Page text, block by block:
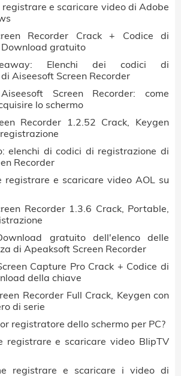
registrare e scaricare video di Adobe
Recorder Crack + Codice di
gratuito
Elenchi dei codici di
Aiseesoft Screen Recorder
Screen Recorder: come
lo schermo
Recorder 1.2.52 Crack, Keygen
elenchi di codici di registrazione di
Recorder
registrare e scaricare video AOL su
Recorder 1.3.6 Crack, Portable,
gratuito dell'elenco delle
di Apeaksoft Screen Recorder
Capture Pro Crack + Codice di
della chiave
Recorder Full Crack, Keygen con
di serie
registratore dello schermo per PC?
registrare e scaricare video BlipTV
registrare e scaricare i video di